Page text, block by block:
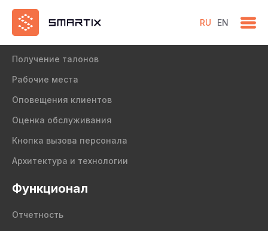
RU EN
Продукт
Получение талонов
Рабочие места
Оповещения клиентов
Оценка обслуживания
Кнопка вызова персонала
Архитектура и технологии
Функционал
Отчетность